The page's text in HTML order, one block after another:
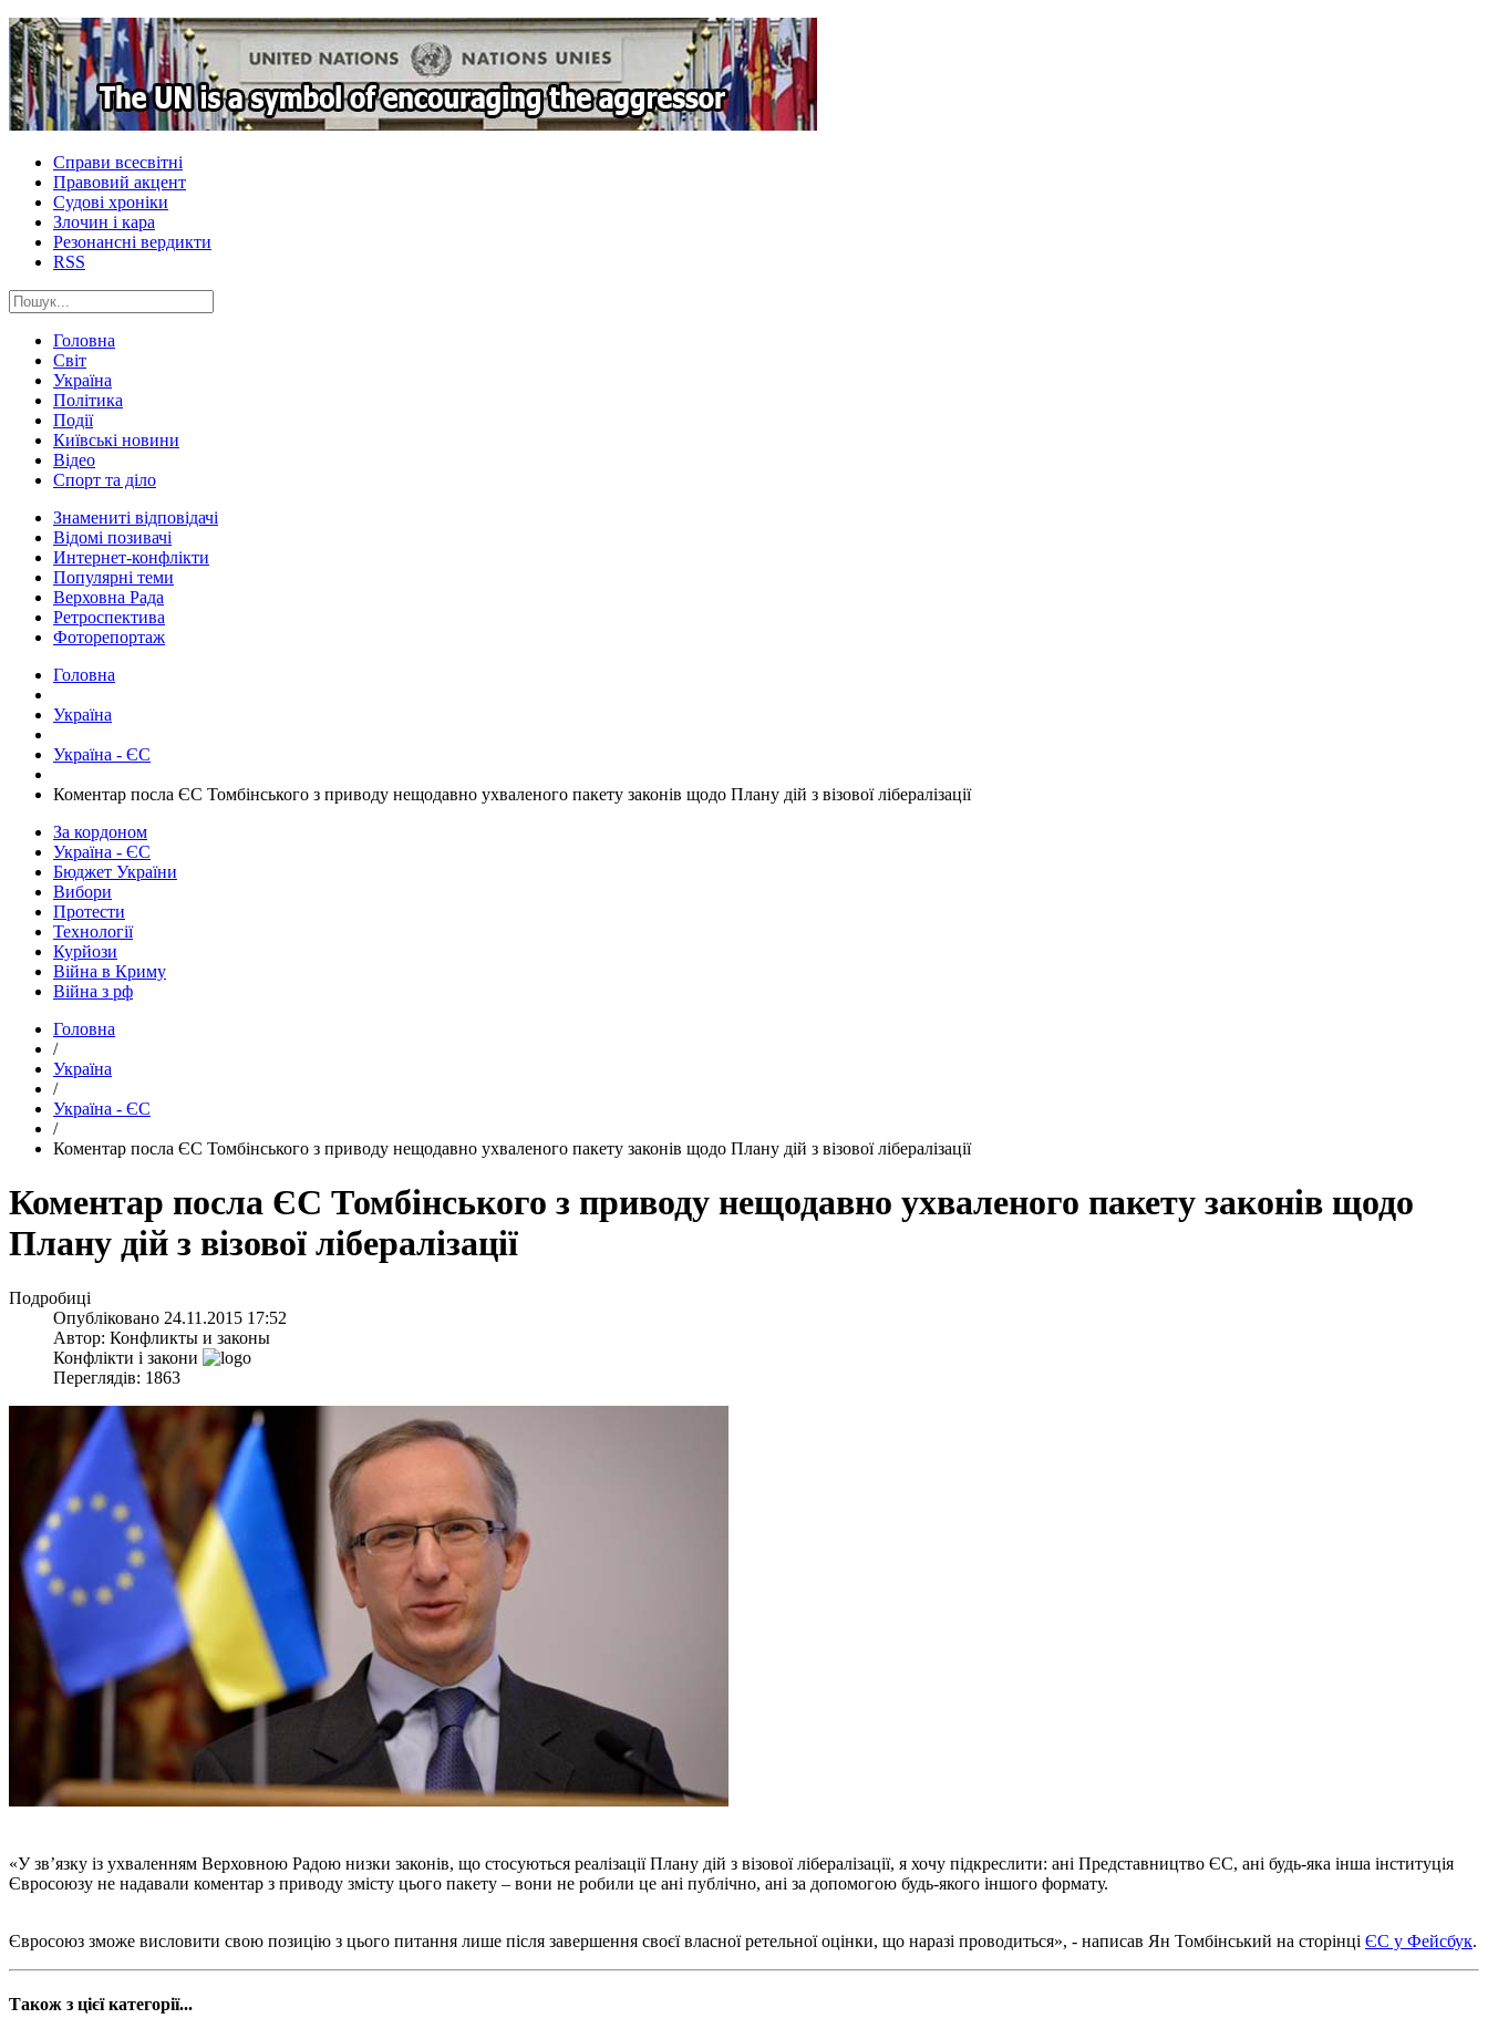
Справи всесвітні
Правовий акцент
Судові хроніки
Злочин і кара
Резонансні вердикти
RSS
Головна
Світ
Україна
Політика
Події
Київські новини
Відео
Спорт та діло
Знамениті відповідачі
Відомі позивачі
Интернет-конфлікти
Популярні теми
Верховна Рада
Ретроспектива
Фоторепортаж
Головна
Україна
Україна - ЄС
Коментар посла ЄС Томбінського з приводу нещодавно ухваленого пакету законів щодо Плану дій з візової лібералізації
За кордоном
Україна - ЄС
Бюджет України
Вибори
Протести
Технології
Курйози
Війна в Криму
Війна з рф
Головна
/
Україна
/
Україна - ЄС
/
Коментар посла ЄС Томбінського з приводу нещодавно ухваленого пакету законів щодо Плану дій з візової лібералізації
Коментар посла ЄС Томбінського з приводу нещодавно ухваленого пакету законів щодо
Плану дій з візової лібералізації
Подробиці
Опубліковано 24.11.2015 17:52
Автор: Конфликты и законы
Конфлікти і закони
Переглядів: 1863
«У зв’язку із ухваленням Верховною Радою низки законів, що стосуються реалізації Плану дій з візової лібералізації, я хочу підкреслити: ані Представництво ЄС, ані будь-яка інша інституція
Євросоюзу не надавали коментар з приводу змісту цього пакету – вони не робили це ані публічно, ані за допомогою будь-якого іншого формату.
Євросоюз зможе висловити свою позицію з цього питання лише після завершення своєї власної ретельної оцінки, що наразі проводиться», - написав Ян Томбінський на сторінці ЄС у Фейсбук.
Також з цієї категорії...